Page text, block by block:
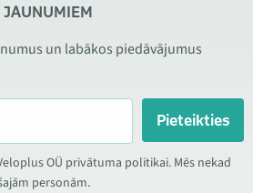
JAUNUMIEM
un labākos piedāvājumus
Pieteikties
OÜ privātuma politikai. Mēs nekad
personām.